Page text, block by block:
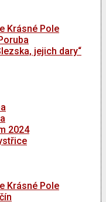
Krásné Pole
jejich dary“
2024
Krásné Pole